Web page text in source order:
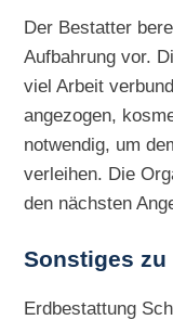
Der Bestatter
Aufbahrung vor.
viel Arbeit
angezogen,
notwendig, um
verleihen. Die
den nächsten
Sonstiges zu
Erdbestattung